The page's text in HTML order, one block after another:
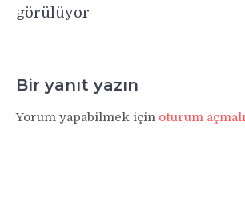
görülüyor
Bir yanıt yazın
Yorum yapabilmek için oturum